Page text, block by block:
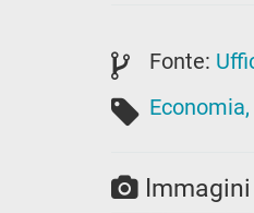
Fonte:
Immagini